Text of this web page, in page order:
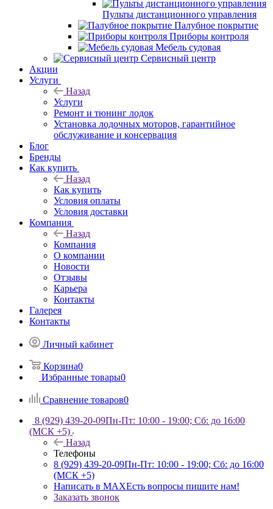
Пульты дистанционного управления
Палубное покрытие
Приборы контроля
Мебель судовая
Сервисный центр
Акции
Услуги
Назад
Услуги
Ремонт и тюнинг лодок
Установка лодочных моторов, гарантийное
обслуживание и консервация
Блог
Бренды
Как купить
Назад
Как купить
Условия оплаты
Условия доставки
Компания
Назад
Компания
О компании
Новости
Отзывы
Карьера
Контакты
Галерея
Контакты
Личный кабинет
Корзина0
Избранные товары0
Сравнение товаров0
8 (929) 439-20-09Пн-Пт: 10:00 - 19:00; Сб: до 16:00
(МСК +5)
Назад
Телефоны
8 (929) 439-20-09Пн-Пт: 10:00 - 19:00; Сб: до 16:00
(МСК +5)
Написать в MAXЕсть вопросы пишите нам!
Заказать звонок